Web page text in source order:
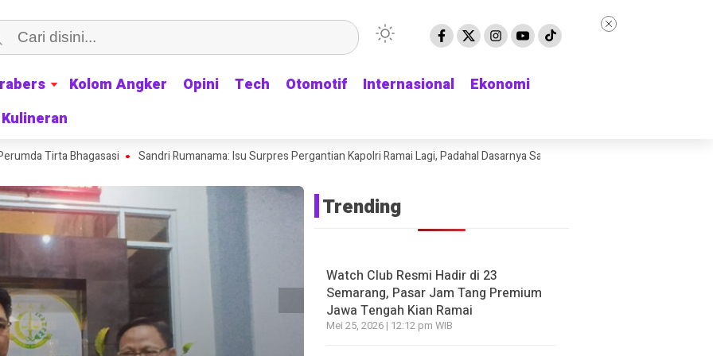
Kolom Angker Opini Tech Otomotif Internasional
Ekonomi
Kulineran
Kolom Angker Opini Tech Otomotif Internasional
Ekonomi
Kulineran
Tirta Bhagasasi Sandri Rumanama: Isu Surpres Pergantian Kapolri Ramai Lagi, Padahal Dasarnya Saja Belum Kelihatan
Trending
Watch Club Resmi Hadir di 23
Semarang, Pasar Jam Tang Premium
Jawa Tengah Kian Ramai
Mei 25, 2026 | 12:12 pm WIB